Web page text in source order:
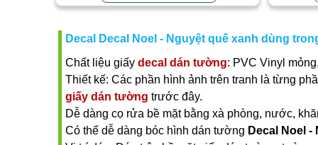
Decal Decal Noel - Nguyệt quế xanh dùng
Chất liệu giấy decal dán tường: PVC Vinyl
Thiết kế: Các phần hình ảnh trên tranh là từng
giấy dán tường trước đây.
Dễ dàng cọ rửa bề mặt bằng xà phòng, nước,
Có thể dễ dàng bóc hình dán tường Decal Noel -